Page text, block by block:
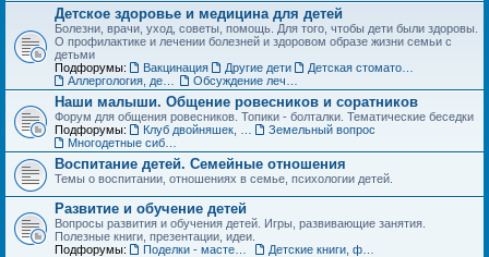
Детское здоровье и медицина для детей
Болезни, врачи, уход, советы, помощь. Для того, чтобы дети были здоровы.
О профилактике и лечении болезней и здоровом образе жизни семьи с
детьми
Подфорумы:
Вакцинация Другие дети
Наши малыши. Общение ровесников и соратников
Форум для общения ровесников. Топики - болталки. Тематические беседки
Подфорумы:
Земельный вопрос
Воспитание детей. Семейные отношения
Темы о воспитании, отношениях в семье, психологии детей.
Развитие и обучение детей
Вопросы развития и обучения детей. Игры, развивающие занятия.
Полезные книги, презентации, идеи.
Подфорумы: